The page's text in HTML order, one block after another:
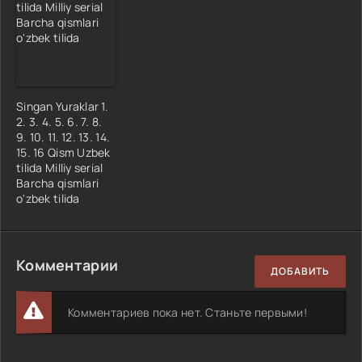
Singan Yuraklar 1.
2. 3. 4. 5. 6. 7. 8.
9. 10. 11. 12. 13. 14.
15. 16 Qism Uzbek
tilida Milliy serial
Barcha qismlari
o'zbek tilida
Комментарии ДОБАВИТЬ
Комментариев пока нет. Станьте первыми!